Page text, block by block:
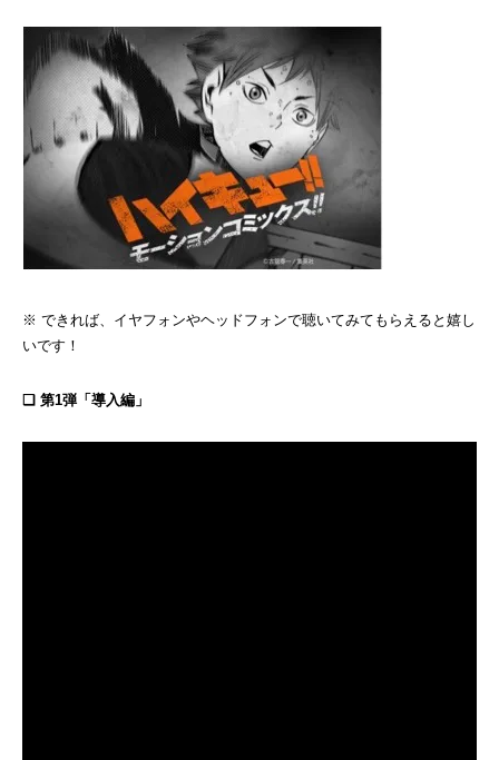
※ できれば、イヤフォンやヘッドフォンで聴いてみてもらえると嬉し
いです！
❏ 第1弾「導入編」